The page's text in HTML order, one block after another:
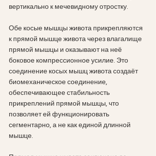
вертикально к мечевидному отростку.
Обе косые мышцы живота прикрепляются
к прямой мышце живота через влагалище
прямой мышцы и оказывают на неё
боковое компрессионное усилие. Это
соединение косых мышц живота создаёт
биомеханическое соединение,
обеспечивающее стабильность
прикреплений прямой мышцы, что
позволяет ей функционировать
сегментарно, а не как единой длинной
мышце.